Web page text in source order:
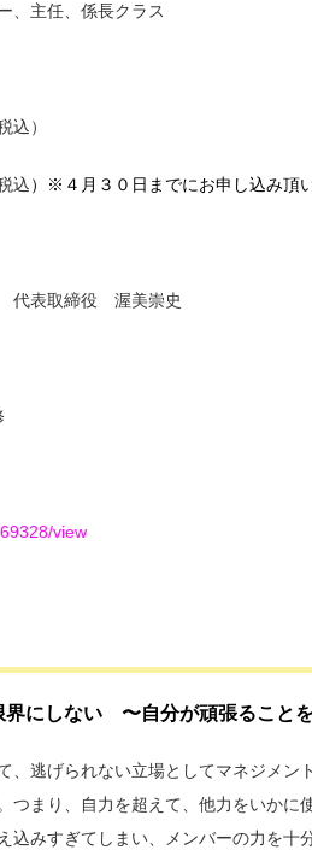
、主任、係長クラス
込）
込）※４月３０日までにお申し込み頂
代表取締役 渥美崇史
view
界にしない 〜自分が頑張ること
、逃げられない立場としてマネジメ
つまり、自力を超えて、他力をいか
込みすぎてしまい、メンバーの力を十